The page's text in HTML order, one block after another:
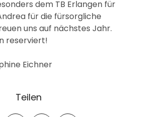
dem TB Erlangen für
für die fürsorgliche
uns auf nächstes Jahr.
reserviert!
Eichner
Teilen